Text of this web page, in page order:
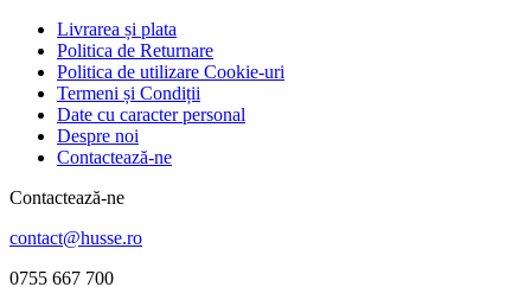
Livrarea și plata
Politica de Returnare
Politica de utilizare Cookie-uri
Termeni și Condiții
Date cu caracter personal
Despre noi
Contactează-ne
Contactează-ne
contact@husse.ro
0755 667 700